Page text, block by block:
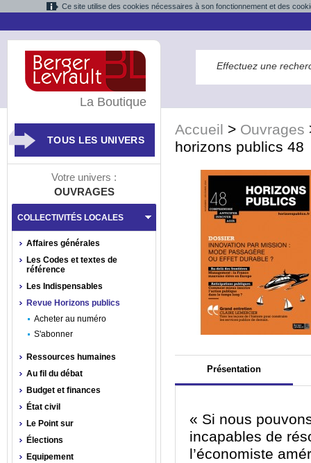
Ce site utilise des cookies nécessaires à son fonctionnement et des
Accueil > Ouvrages
horizons publics 48
Présentation
« Si nous
incapables de
l’économiste
La Boutique
TOUS LES UNIVERS
Votre univers :
OUVRAGES
COLLECTIVITÉS LOCALES
Affaires générales
Les Codes et textes de
référence
Les Indispensables
Revue Horizons publics
Acheter au numéro
S'abonner
Ressources humaines
Au fil du débat
Budget et finances
État civil
Le Point sur
Élections
Equipement